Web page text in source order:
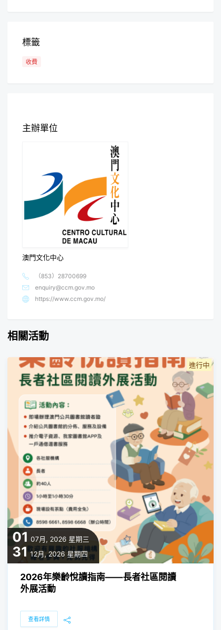
標籤
收費
主辦單位
澳門文化中心
（853）28700699
enquiry@ccm.gov.mo
https://www.ccm.gov.mo/
相關活動
01 07月, 2026 星期三
31 12月, 2026 星期四
進行中
2026年樂齡悅讀指南——長者社區閱讀
外展活動
查看詳情